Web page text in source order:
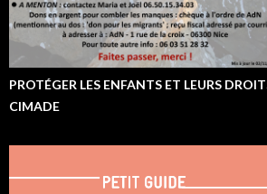
PROTÉGER LES ENFANTS ET LEURS
CIMADE